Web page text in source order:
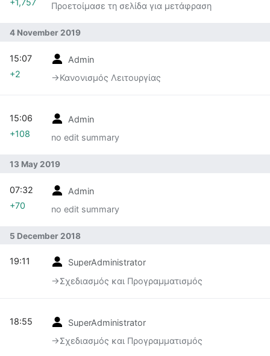
Προετοίμασε τη σελίδα για μετάφραση
+1,757
4 November 2019
Admin
→‎Κανονισμός Λειτουργίας
15:07
+2
Admin
no edit summary
15:06
+108
13 May 2019
Admin
no edit summary
07:32
+70
5 December 2018
SuperAdministrator
→‎Σχεδιασμός και Προγραμματισμός
19:11
SuperAdministrator
→‎Σχεδιασμός και Προγραμματισμός
18:55